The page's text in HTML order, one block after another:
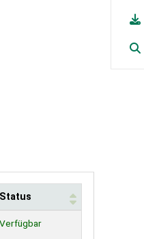
Status
Verfügbar